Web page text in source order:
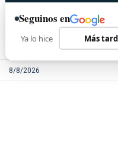
8/8/2026
Seguinos en
Ya lo hice Más